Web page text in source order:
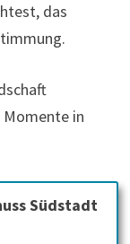
das
Momente in
Südstadt